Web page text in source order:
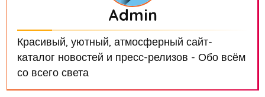
Admin
Красивый, уютный, атмосферный сайт-
каталог новостей и пресс-релизов - Обо всём
со всего света